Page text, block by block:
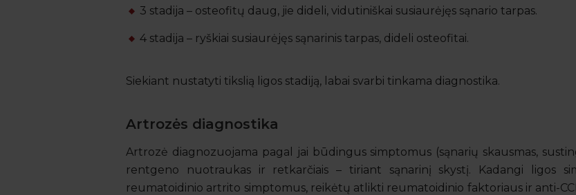
3 stadija – osteofitų daug, jie dideli, vidutiniškai susiaurėjęs sąnario tarpas.
4 stadija – ryškiai susiaurėjęs sąnarinis tarpas, dideli osteofitai.
Siekiant nustatyti tikslią ligos stadiją, labai svarbi tinkama diagnostika.
Artrozės diagnostika
Artrozė diagnozuojama pagal jai būdingus simptomus (sąnarių skausmas,
rentgeno nuotraukas ir retkarčiais – tiriant sąnarinį skystį. Kadangi ligos
reumatoidinio artrito simptomus, reikėtų atlikti reumatoidinio faktoriaus ir anti-